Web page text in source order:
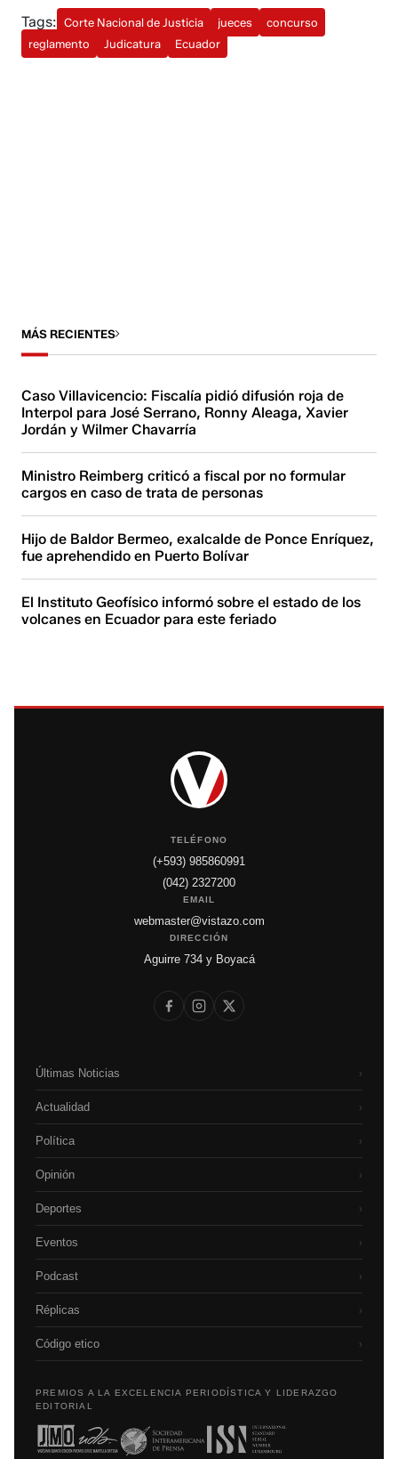
Tags: Corte Nacional de Justicia jueces
concurso
reglamento
Judicatura Ecuador
MÁS RECIENTES
Caso Villavicencio: Fiscalía pidió difusión roja de
Interpol para José Serrano, Ronny Aleaga, Xavier
Jordán y Wilmer Chavarría
Ministro Reimberg criticó a fiscal por no formular
cargos en caso de trata de personas
Hijo de Baldor Bermeo, exalcalde de Ponce Enríquez,
fue aprehendido en Puerto Bolívar
El Instituto Geofísico informó sobre el estado de los
volcanes en Ecuador para este feriado
TELÉFONO
(+593) 985860991
(042) 2327200
EMAIL
webmaster@vistazo.com
DIRECCIÓN
Aguirre 734 y Boyacá
Últimas Noticias ›
Actualidad ›
Política ›
Opinión ›
Deportes ›
Eventos ›
Podcast ›
Réplicas ›
Código etico ›
PREMIOS A LA EXCELENCIA PERIODÍSTICA Y LIDERAZGO
EDITORIAL